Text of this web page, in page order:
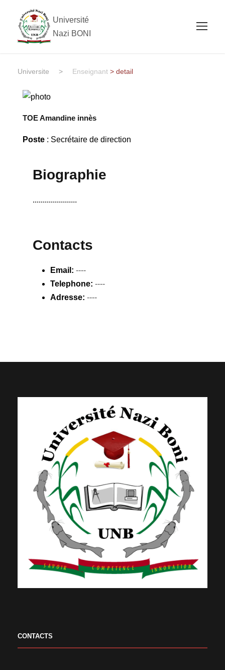
Université
Nazi BONI
Universite > Enseignant > detail
TOE Amandine innès
Poste: Secrétaire de direction
Biographie
......................
Contacts
Email: ----
Telephone: ----
Adresse: ----
CONTACTS